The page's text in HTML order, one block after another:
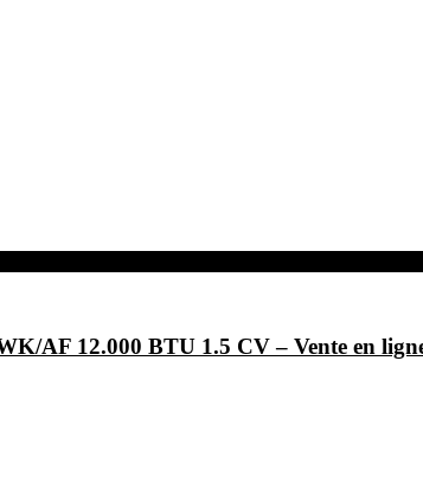
AF 12.000 BTU 1.5 CV – Vente en